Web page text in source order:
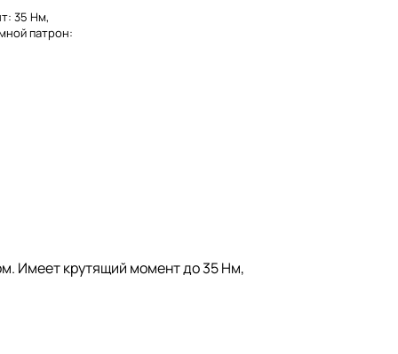
35 Нм,
патрон:
Имеет крутящий момент до 35 Нм,